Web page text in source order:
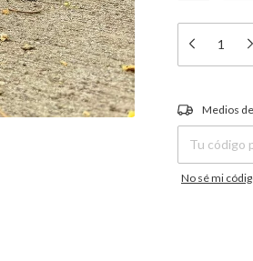
Entregas para el
Medios
No sé mi